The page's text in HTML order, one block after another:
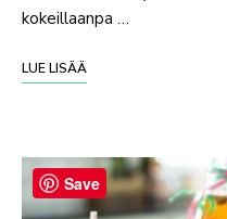
kokeillaanpa …
LUE LISÄÄ
Save